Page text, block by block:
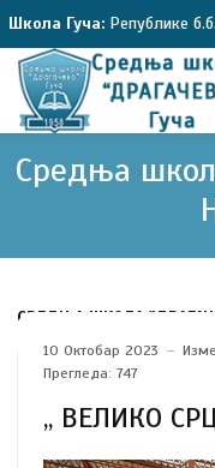
Школа Гуча: Републике
Средња
СРЕДЊА ШКОЛА
10 Октобар 2023
Прегледа: 747
,, ВЕЛИКО